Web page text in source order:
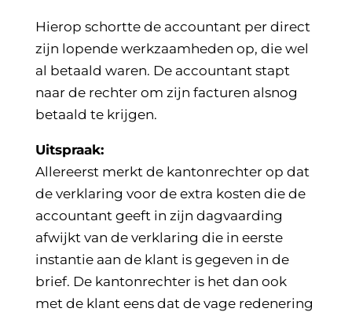
Hierop schortte de accountant per direct
zijn lopende werkzaamheden op, die wel
al betaald waren. De accountant stapt
naar de rechter om zijn facturen alsnog
betaald te krijgen.
Uitspraak:
Allereerst merkt de kantonrechter op dat
de verklaring voor de extra kosten die de
accountant geeft in zijn dagvaarding
afwijkt van de verklaring die in eerste
instantie aan de klant is gegeven in de
brief. De kantonrechter is het dan ook
met de klant eens dat de vage redenering